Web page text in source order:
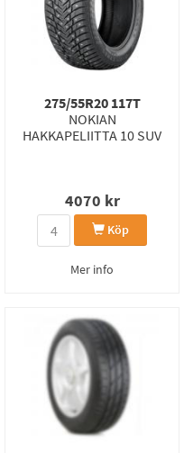
275/55R20 117T
NOKIAN
HAKKAPELIITTA 10 SUV
4070 kr
Köp
Mer info